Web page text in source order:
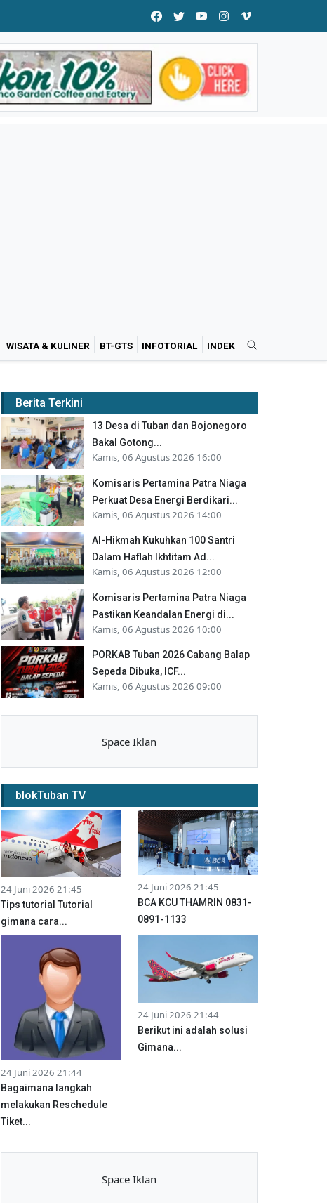
WISATA & KULINER BT-GTS INFOTORIAL INDEK
Berita Terkini
13 Desa di Tuban dan Bojonegoro
Bakal Gotong...
Kamis, 06 Agustus 2026 16:00
Komisaris Pertamina Patra Niaga
Perkuat Desa Energi Berdikari...
Kamis, 06 Agustus 2026 14:00
Al-Hikmah Kukuhkan 100 Santri
Dalam Haflah Ikhtitam Ad...
Kamis, 06 Agustus 2026 12:00
Komisaris Pertamina Patra Niaga
Pastikan Keandalan Energi di...
Kamis, 06 Agustus 2026 10:00
PORKAB Tuban 2026 Cabang Balap
Sepeda Dibuka, ICF...
Kamis, 06 Agustus 2026 09:00
Space Iklan
blokTuban TV
24 Juni 2026 21:45
Tips tutorial Tutorial
gimana cara...
24 Juni 2026 21:45
BCA KCU THAMRIN 0831-
0891-1133
24 Juni 2026 21:44
Bagaimana langkah
melakukan Reschedule
Tiket...
24 Juni 2026 21:44
Berikut ini adalah solusi
Gimana...
Space Iklan